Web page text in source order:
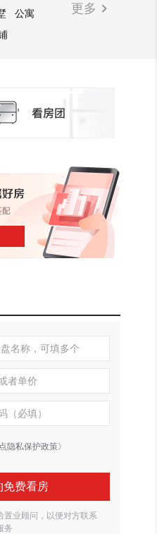
公寓
更多
隐私保护政策》
免费看房
置业顾问，以便对方联系
务